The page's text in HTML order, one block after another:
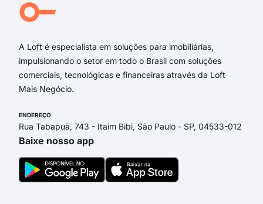
A Loft é especialista em soluções para imobiliárias,
impulsionando o setor em todo o Brasil com soluções
comerciais, tecnológicas e financeiras através da Loft
Mais Negócio.
ENDEREÇO
Rua Tabapuã, 743 - Itaim Bibi, São Paulo - SP, 04533-012
Baixe nosso app